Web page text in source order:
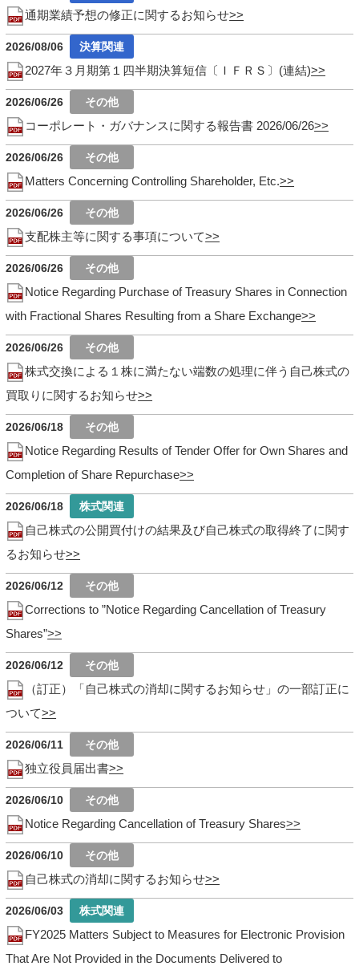
通期業績予想の修正に関するお知らせ
2026/08/06
2027年３月期第１四半期決算短信〔ＩＦＲＳ〕(連結)
2026/06/26
コーポレート・ガバナンスに関する報告書 2026/06/26
2026/06/26
Matters Concerning Controlling Shareholder, Etc.
2026/06/26
支配株主等に関する事項について
2026/06/26
Notice Regarding Purchase of Treasury Shares in Connection
with Fractional Shares Resulting from a Share Exchange
2026/06/26
株式交換による１株に満たない端数の処理に伴う自己株式の
買取りに関するお知らせ
2026/06/18
Notice Regarding Results of Tender Offer for Own Shares and
Completion of Share Repurchase
2026/06/18
自己株式の公開買付けの結果及び自己株式の取得終了に関す
るお知らせ
2026/06/12
Corrections to ”Notice Regarding Cancellation of Treasury
Shares”
2026/06/12
（訂正）「自己株式の消却に関するお知らせ」の一部訂正に
ついて
2026/06/11
独立役員届出書
2026/06/10
Notice Regarding Cancellation of Treasury Shares
2026/06/10
自己株式の消却に関するお知らせ
2026/06/03
FY2025 Matters Subject to Measures for Electronic Provision
That Are Not Provided in the Documents Delivered to